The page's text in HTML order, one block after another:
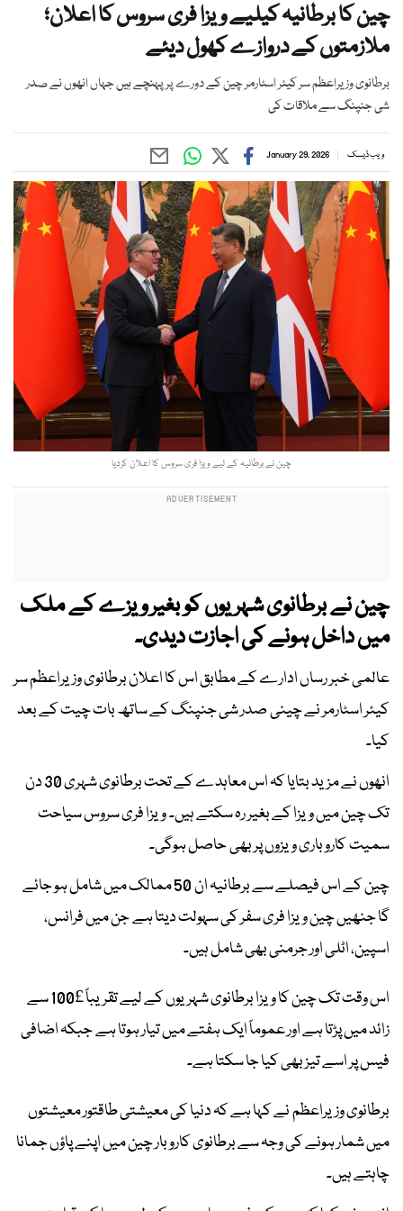
چین کا برطانیہ کیلیے ویزا فری سروس کا اعلان؛
ملازمتوں کے دروازے کھول دیئے
برطانوی وزیراعظم سر کیئر اسٹارمر چین کے دورے پر پہنچے ہیں جہاں انھوں نے صدر
شی جنپنگ سے ملاقات کی
ویب ڈیسک January 29, 2026
چین نے برطانیہ کے لیے ویزا فری سروس کا اعلان کردیا
چین نے برطانوی شہریوں کو بغیر ویزے کے ملک
میں داخل ہونے کی اجازت دیدی۔
عالمی خبر رساں ادارے کے مطابق اس کا اعلان برطانوی وزیراعظم سر
کیئر اسٹارمر نے چینی صدر شی جنپنگ کے ساتھ بات چیت کے بعد
کیا۔
انھوں نے مزید بتایا کہ اس معاہدے کے تحت برطانوی شہری 30 دن
تک چین میں ویزا کے بغیر رہ سکتے ہیں۔ ویزا فری سروس سیاحت
سمیت کاروباری ویزوں پر بھی حاصل ہوگی۔
چین کے اس فیصلے سے برطانیہ ان 50 ممالک میں شامل ہو جائے
گا جنھیں چین ویزا فری سفر کی سہولت دیتا ہے جن میں فرانس،
اسپین، اٹلی اور جرمنی بھی شامل ہیں۔
اس وقت تک چین کا ویزا برطانوی شہریوں کے لیے تقریباً £100 سے
زائد میں پڑتا ہے اور عموماً ایک ہفتے میں تیار ہوتا ہے جبکہ اضافی
فیس پر اسے تیز بھی کیا جا سکتا ہے۔
برطانوی وزیراعظم نے کہا ہے کہ دنیا کی معیشتی طاقتور معیشتوں
میں شمار ہونے کی وجہ سے برطانوی کاروبار چین میں اپنے پاؤں جمانا
چاہتے ہیں۔